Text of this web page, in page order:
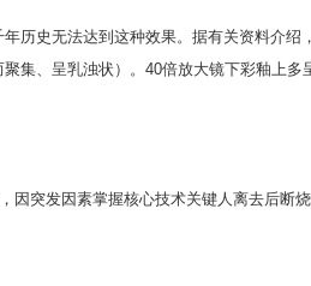
历史无法达到这种效果。据有关资料介
、呈乳浊状）。40倍放大镜下彩釉上多
突发因素掌握核心技术关键人离去后断